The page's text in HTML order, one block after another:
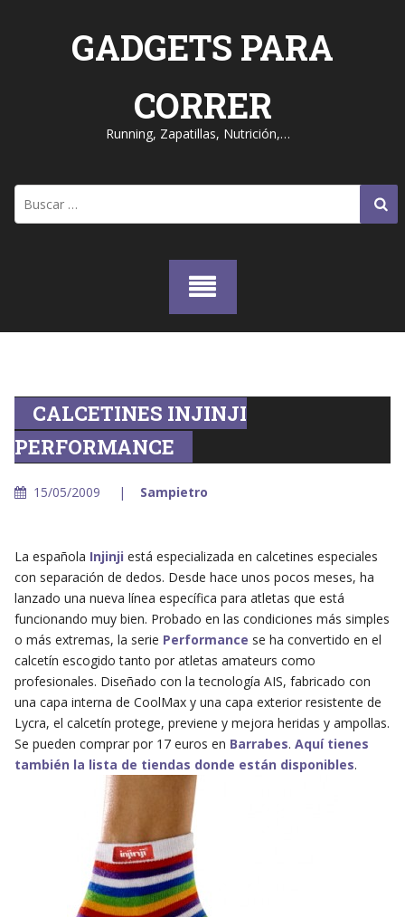
GADGETS PARA
CORRER
Running, Zapatillas, Nutrición,…
CALCETINES INJINJI
PERFORMANCE
15/05/2009 Sampietro
La española Injinji está especializada en calcetines especiales
con separación de dedos. Desde hace unos pocos meses, ha
lanzado una nueva línea específica para atletas que está
funcionando muy bien. Probado en las condiciones más simples
o más extremas, la serie Performance se ha convertido en el
calcetín escogido tanto por atletas amateurs como
profesionales. Diseñado con la tecnología AIS, fabricado con
una capa interna de CoolMax y una capa exterior resistente de
Lycra, el calcetín protege, previene y mejora heridas y ampollas.
Se pueden comprar por 17 euros en Barrabes. Aquí tienes
también la lista de tiendas donde están disponibles.